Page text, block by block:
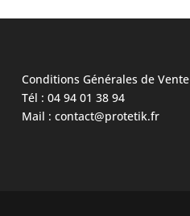
Conditions Générales de Vente
Tél : 04 94 01 38 94
Mail : contact@protetik.fr